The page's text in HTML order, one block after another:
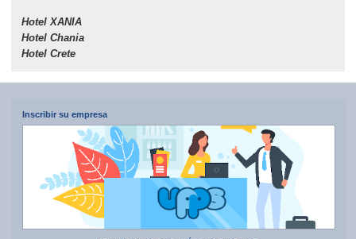
Hotel ΧΑΝΙΑ
Hotel Chania
Hotel Crete
Inscribir su empresa